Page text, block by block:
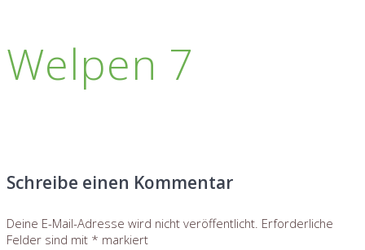
Welpen 7
Schreibe einen Kommentar
Deine E-Mail-Adresse wird nicht veröffentlicht. Erforderliche
Felder sind mit * markiert